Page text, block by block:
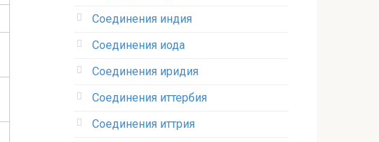
Соединения индия
Соединения иода‎
Соединения иридия
Соединения иттербия‎
Соединения иттрия‎